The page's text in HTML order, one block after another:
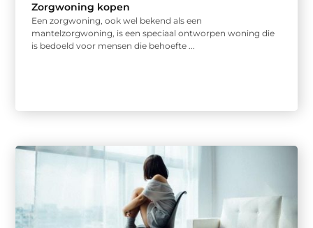
Zorgwoning kopen
Een zorgwoning, ook wel bekend als een
mantelzorgwoning, is een speciaal ontworpen woning die
is bedoeld voor mensen die behoefte ...